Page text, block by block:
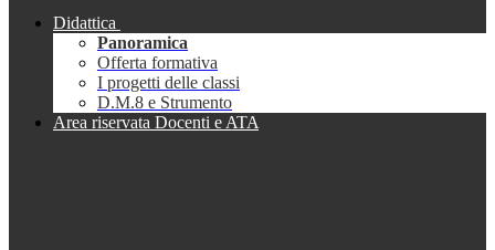
Didattica
Panoramica
Offerta formativa
I progetti delle classi
D.M.8 e Strumento
Area riservata Docenti e ATA